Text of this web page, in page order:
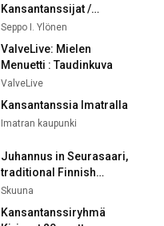
Kansantanssijat /
Kuvaus:
Ylönen
Seppo I. Ylönen
ValveLive: Mielen
Menuetti : Taudinkuva
ValveLive
Kansantanssia Imatralla
Imatran kaupunki
Juhannus in Seurasaari,
traditional Finnish
dance “KUN YRITIN”
Skuuna
Kansantanssiryhmä